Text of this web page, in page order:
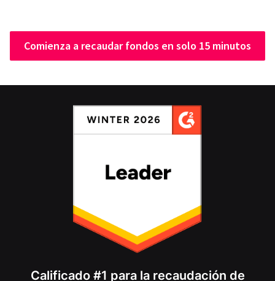
Comienza a recaudar fondos en solo 15 minutos
Calificado #1 para la recaudación de